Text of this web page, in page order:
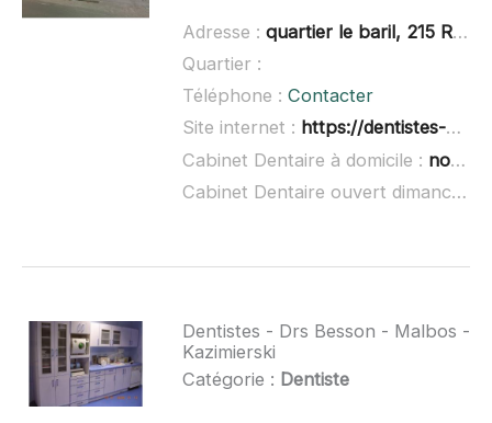
Adresse : quartier le baril, 215 Route d'Alès, 07200 Lachapelle-Sous-Auben
Quartier :
Téléphone : Contacter
Site internet : https://dentistes-besson-malbos-kazimierski.fr/
Cabinet Dentaire à domicile : non renseigné
Cabinet Dentaire ouvert dimanche :
Dentistes - Drs Besson - Malbos -
Kazimierski
Catégorie : Dentiste